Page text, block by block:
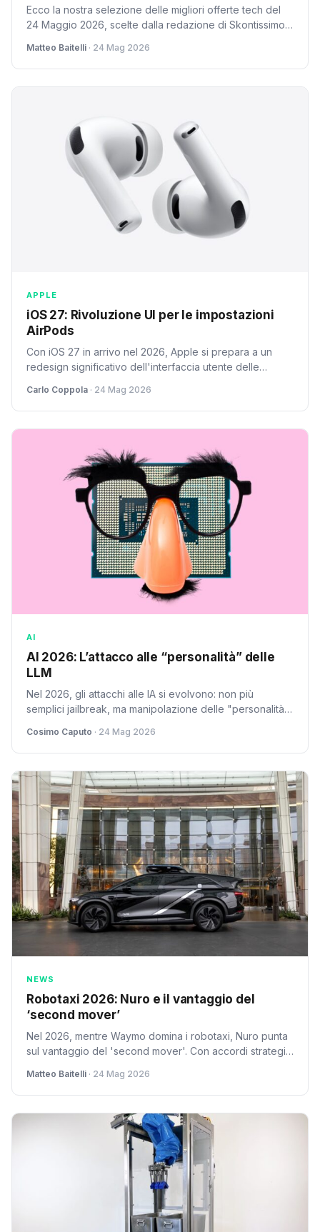
Ecco la nostra selezione delle migliori offerte tech del
24 Maggio 2026, scelte dalla redazione di Skontissimo
Matteo Baitelli · 24 Mag 2026
APPLE
iOS 27: Rivoluzione UI per le impostazioni
AirPods
Con iOS 27 in arrivo nel 2026, Apple si prepara a un
redesign significativo dell'interfaccia utente delle
cruciale per l'ecosistema.
Carlo Coppola · 24 Mag 2026
AI
AI 2026: L’attacco alle “personalità” delle
LLM
Nel 2026, gli attacchi alle IA si evolvono: non più
semplici jailbreak, ma manipolazione delle "personalità"
analizza la nuova frontiera della sicurezza AI.
Cosimo Caputo · 24 Mag 2026
NEWS
Robotaxi 2026: Nuro e il vantaggio del
‘second mover’
Nel 2026, mentre Waymo domina i robotaxi, Nuro punta
sul vantaggio del 'second mover'. Con accordi strategici
significa per l'Italia?
Matteo Baitelli · 24 Mag 2026